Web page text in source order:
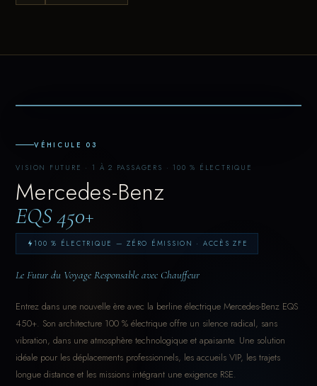
VÉHICULE 03
VISION FUTURE · 1 À 2 PASSAGERS · 100 % ÉLECTRIQUE
Mercedes-Benz
EQS 450+
100 % ÉLECTRIQUE — ZÉRO ÉMISSION · ACCÈS ZFE
Le Futur du Voyage Responsable avec Chauffeur
Entrez dans une nouvelle ère avec la berline électrique Mercedes-Benz EQS
450+. Son architecture 100 % électrique offre un silence radical, sans
vibration, dans une atmosphère technologique et apaisante. Une solution
idéale pour les déplacements professionnels, les accueils VIP, les trajets
longue distance et les missions intégrant une exigence RSE.